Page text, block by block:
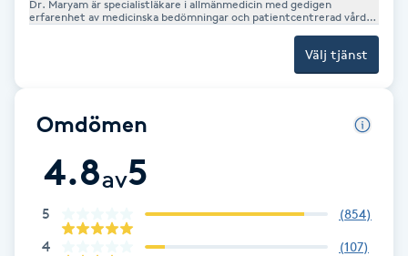
Hatha Yoga
Headspa
Healing
Dr. Maryam är specialistläkare i allmänmedicin med gedigen
erfarenhet av medicinska bedömningar och patientcentrerad vård.
hennes estetiska arbete. Hon utför estetiska behandlingar med
fokus på naturliga resultat, hög säkerhet och att framhäva varje
Välj tjänst
Omdömen
4.8av5
5 (854)
4 (107)